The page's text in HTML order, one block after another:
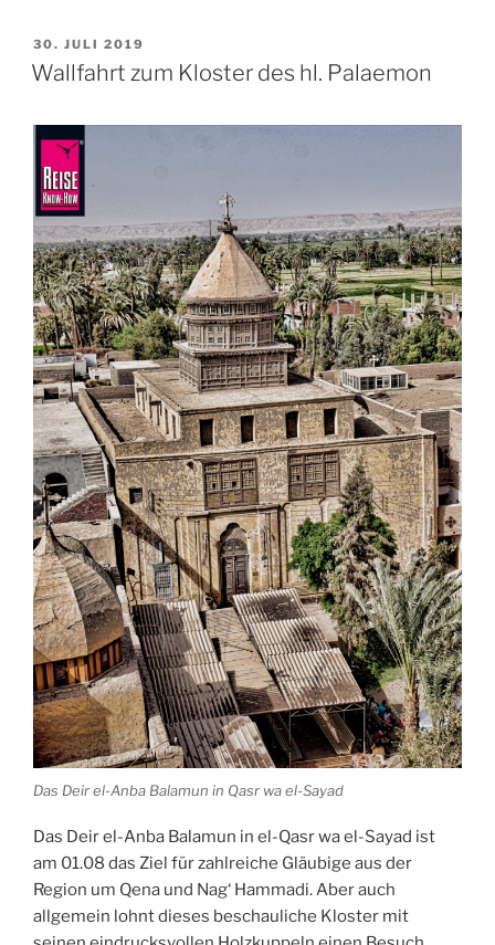
VERÖFFENTLICHT
AM
30. JULI 2019
Wallfahrt zum Kloster des hl. Palaemon
Das Deir el-Anba Balamun in Qasr wa el-Sayad
Das Deir el-Anba Balamun in el-Qasr wa el-Sayad ist
am 01.08 das Ziel für zahlreiche Gläubige aus der
Region um Qena und Nag‘ Hammadi. Aber auch
allgemein lohnt dieses beschauliche Kloster mit